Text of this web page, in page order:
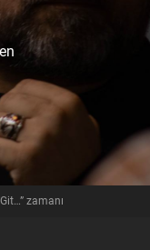
zamanı